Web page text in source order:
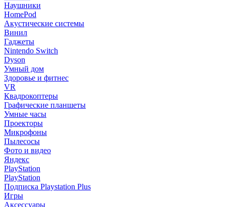
Наушники
HomePod
Акустические системы
Винил
Гаджеты
Nintendo Switch
Dyson
Умный дом
Здоровье и фитнес
VR
Квадрокоптеры
Графические планшеты
Умные часы
Проекторы
Микрофоны
Пылесосы
Фото и видео
Яндекс
PlayStation
PlayStation
Подписка Playstation Plus
Игры
Аксессуары